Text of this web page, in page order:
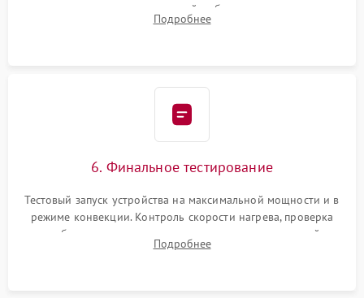
исключить перегрев кухонной мебели и потерю тепла.
Надежная фиксация клемм и сборка корпуса шкафа.
Подробнее
6. Финальное тестирование
Тестовый запуск устройства на максимальной мощности и в
режиме конвекции. Контроль скорости нагрева, проверка
срабатывания термостата при достижении заданной
температуры и тест на отсутствие утечек тока.
Подробнее